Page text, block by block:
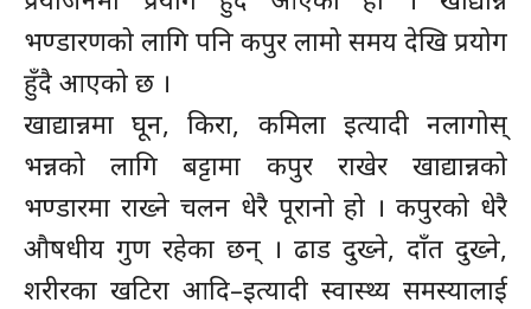
भण्डारणको लागि पनि कपुर लामो समय देखि प्रयोग
हुँदै आएको छ ।
खाद्यान्नमा घून, किरा, कमिला इत्यादी नलागोस्
भन्नको लागि बट्टामा कपुर राखेर खाद्यान्नको
भण्डारमा राख्ने चलन धेरै पूरानो हो । कपुरको धेरै
औषधीय गुण रहेका छन् । ढाड दुख्ने, दाँत दुख्ने,
शरीरका खटिरा आदि–इत्यादी स्वास्थ्य समस्यालाई